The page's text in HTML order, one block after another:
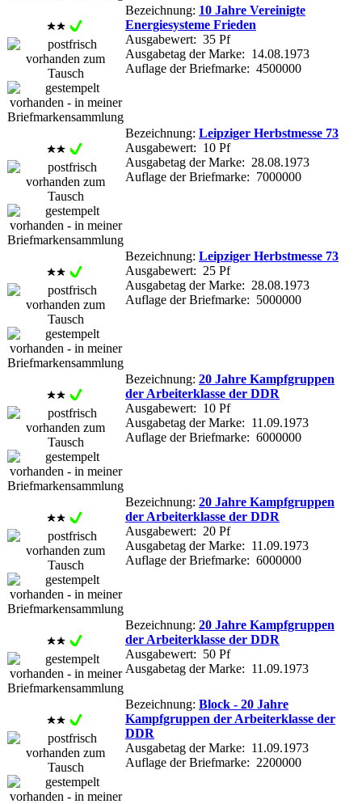
Bezeichnung: 10 Jahre Vereinigte
Energiesysteme Frieden
Ausgabewert: 35 Pf
Ausgabetag der Marke: 14.08.1973
Auflage der Briefmarke: 4500000
Bezeichnung: Leipziger Herbstmesse 73
Ausgabewert: 10 Pf
Ausgabetag der Marke: 28.08.1973
Auflage der Briefmarke: 7000000
Bezeichnung: Leipziger Herbstmesse 73
Ausgabewert: 25 Pf
Ausgabetag der Marke: 28.08.1973
Auflage der Briefmarke: 5000000
Bezeichnung: 20 Jahre Kampfgruppen
der Arbeiterklasse der DDR
Ausgabewert: 10 Pf
Ausgabetag der Marke: 11.09.1973
Auflage der Briefmarke: 6000000
Bezeichnung: 20 Jahre Kampfgruppen
der Arbeiterklasse der DDR
Ausgabewert: 20 Pf
Ausgabetag der Marke: 11.09.1973
Auflage der Briefmarke: 6000000
Bezeichnung: 20 Jahre Kampfgruppen
der Arbeiterklasse der DDR
Ausgabewert: 50 Pf
Ausgabetag der Marke: 11.09.1973
Bezeichnung: Block - 20 Jahre
Kampfgruppen der Arbeiterklasse der
DDR
Ausgabetag der Marke: 11.09.1973
Auflage der Briefmarke: 2200000